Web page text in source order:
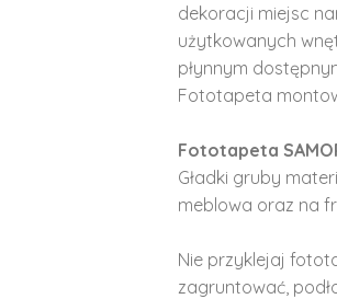
dekoracji miejsc
użytkowanych
płynnym
Fototapeta
Fototapeta
Gładki gruby
meblowa oraz na
Nie przyklejaj
zagruntować,